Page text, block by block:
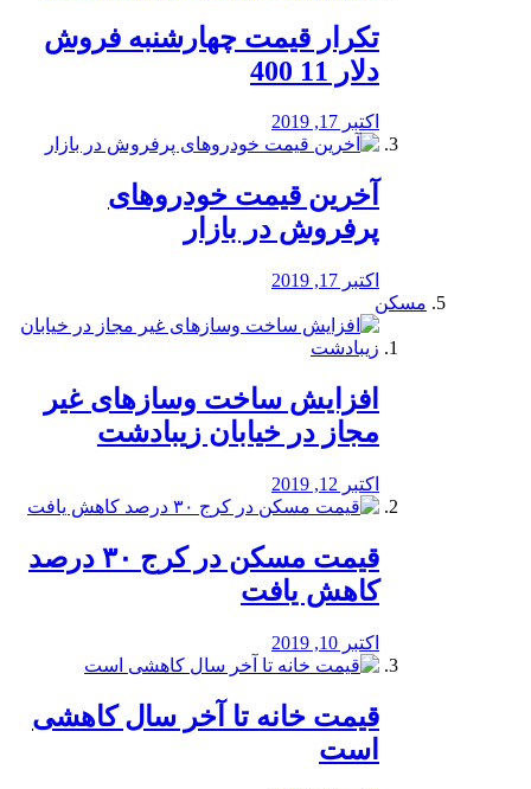
تکرار قیمت چهارشنبه فروش
دلار 11 400
اکتبر 17, 2019
آخرین قیمت خودرو‌های
پرفروش در بازار
اکتبر 17, 2019
مسکن
افزایش ساخت وسازهای غیر
مجاز در خیابان زیبادشت
اکتبر 12, 2019
️قیمت مسکن در کرج ۳۰ درصد
کاهش یافت
اکتبر 10, 2019
قیمت خانه تا آخر سال کاهشی
است